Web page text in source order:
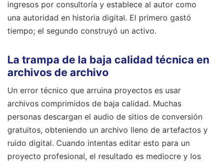
ingresos por consultoría y establece al autor como
una autoridad en historia digital. El primero gastó
tiempo; el segundo construyó un activo.
La trampa de la baja calidad técnica en
archivos de archivo
Un error técnico que arruina proyectos es usar
archivos comprimidos de baja calidad. Muchas
personas descargan el audio de sitios de conversión
gratuitos, obteniendo un archivo lleno de artefactos y
ruido digital. Cuando intentas editar esto para un
proyecto profesional, el resultado es mediocre y los